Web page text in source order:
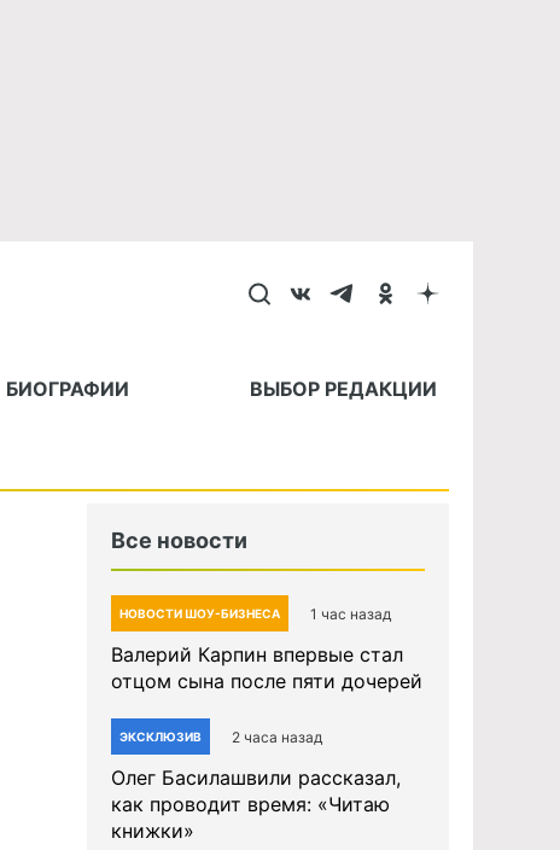
БИОГРАФИИ ВЫБОР РЕДАКЦИИ
Все новости
НОВОСТИ ШОУ-БИЗНЕСА 1 час назад
Валерий Карпин впервые стал
отцом сына после пяти дочерей
ЭКСКЛЮЗИВ 2 часа назад
Олег Басилашвили рассказал,
как проводит время: «Читаю
книжки»